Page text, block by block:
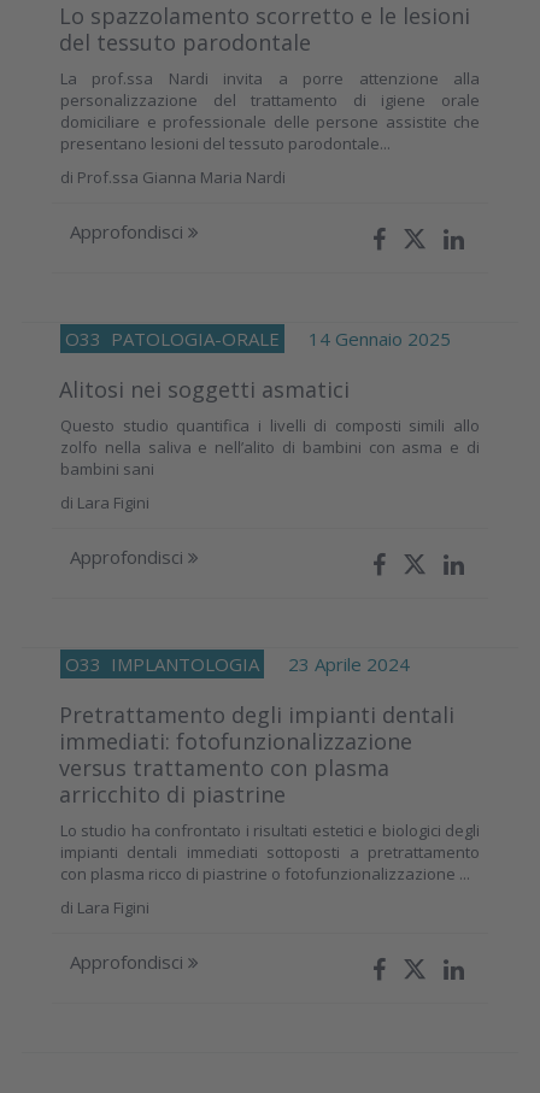
Lo spazzolamento scorretto e le lesioni
del tessuto parodontale
La prof.ssa Nardi invita a porre attenzione alla
personalizzazione del trattamento di igiene orale
domiciliare e professionale delle persone assistite che
presentano lesioni del tessuto parodontale...
di Prof.ssa Gianna Maria Nardi
Approfondisci
O33 PATOLOGIA-ORALE 14 Gennaio 2025
Alitosi nei soggetti asmatici
Questo studio quantifica i livelli di composti simili allo
zolfo nella saliva e nell’alito di bambini con asma e di
bambini sani
di Lara Figini
Approfondisci
O33 IMPLANTOLOGIA 23 Aprile 2024
Pretrattamento degli impianti dentali
immediati: fotofunzionalizzazione
versus trattamento con plasma
arricchito di piastrine
Lo studio ha confrontato i risultati estetici e biologici degli
impianti dentali immediati sottoposti a pretrattamento
con plasma ricco di piastrine o fotofunzionalizzazione ...
di Lara Figini
Approfondisci